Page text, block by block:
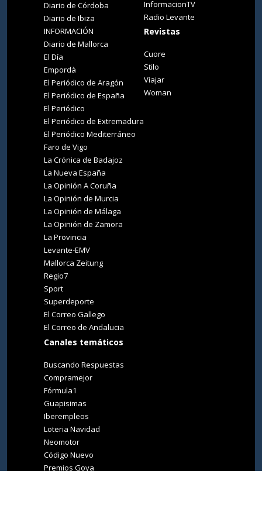
Diario de Córdoba
Diario de Ibiza
INFORMACIÓN
Diario de Mallorca
El Día
Empordà
El Periódico de Aragón
El Periódico de España
El Periódico
El Periódico de Extremadura
El Periódico Mediterráneo
Faro de Vigo
La Crónica de Badajoz
La Nueva España
La Opinión A Coruña
La Opinión de Murcia
La Opinión de Málaga
La Opinión de Zamora
La Provincia
Levante-EMV
Mallorca Zeitung
Regio7
Sport
Superdeporte
El Correo Gallego
El Correo de Andalucia
Canales temáticos
Buscando Respuestas
Compramejor
Fórmula1
Guapisimas
Iberempleos
Loteria Navidad
Neomotor
Código Nuevo
Premios Goya
InformacionTV
Radio Levante
Revistas
Cuore
Stilo
Viajar
Woman